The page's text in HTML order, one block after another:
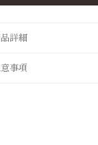
詳細
事項